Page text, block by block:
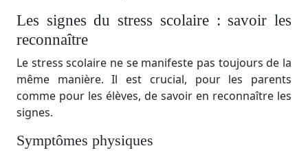
Les signes du stress scolaire : savoir les
reconnaître
Le stress scolaire ne se manifeste pas toujours de la
même manière. Il est crucial, pour les parents
comme pour les élèves, de savoir en reconnaître les
signes.
Symptômes physiques